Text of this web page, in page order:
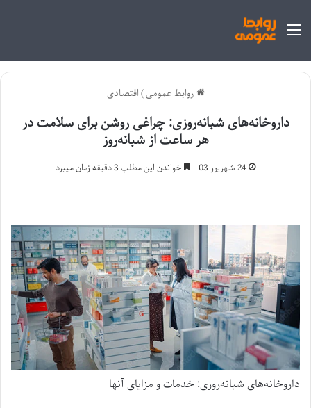
منو
روابط عمومی)اقتصادی
داروخانه‌های شبانه‌روزی: چراغی روشن برای سلامت در
هر ساعت از شبانه‌روز
24 شهریور 03 خواندن این مطلب 3 دقیقه زمان میبرد
داروخانه‌های شبانه‌روزی: خدمات و مزایای آنها